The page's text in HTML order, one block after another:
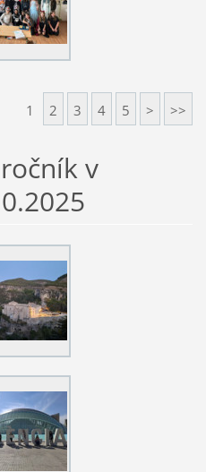
1 2 3 4 5 > >>
v